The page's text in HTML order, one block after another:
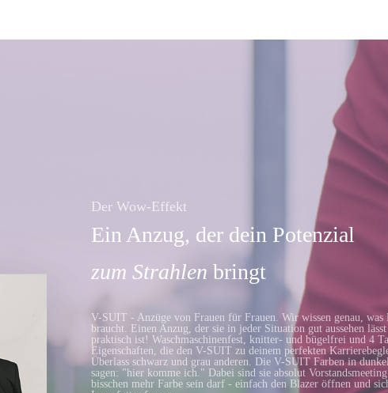
Der Wow-Effekt
Ein Anzug, der dein Potenzial
zum Strahlen bringt
V-SUIT - Anzüge von Frauen für Frauen. Wir wissen genau, was
braucht. Einen Anzug, der sie in jeder Situation gut aussehen
praktisch ist! Waschmaschinenfest, knitter- und bügelfrei und 4
Eigenschaften, die den V-SUIT zu deinem perfekten
Überlass schwarz und grau anderen. Die V-SUIT Farben in
sagen: "hier komme ich." Dabei sind sie absolut
bisschen mehr Farbe sein darf - einfach den Blazer öffnen und